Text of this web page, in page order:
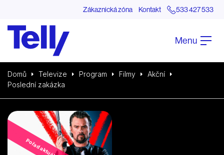
Zákaznická zóna Kontakt 533 427 533
Menu
Domů Televize Program Filmy
Akční
Poslední zakázka